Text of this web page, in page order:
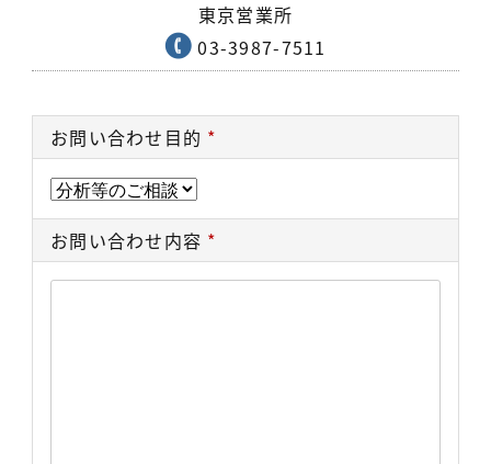
東京営業所
03-3987-7511
お問い合わせ目的 *
お問い合わせ内容 *